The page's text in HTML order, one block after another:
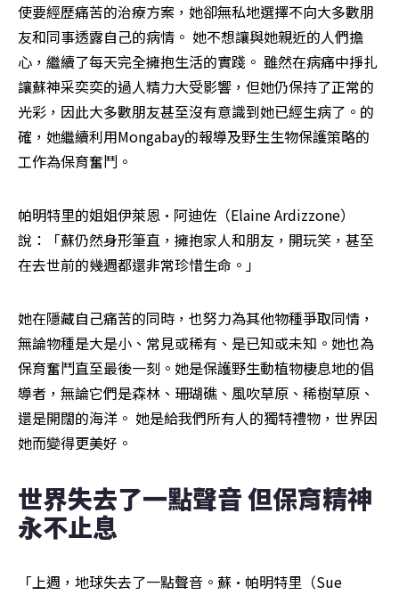
使要經歷痛苦的治療方案，她卻無私地選擇不向大多數朋
友和同事透露自己的病情。 她不想讓與她親近的人們擔
心，繼續了每天完全擁抱生活的實踐。 雖然在病痛中掙扎
讓蘇神采奕奕的過人精力大受影響，但她仍保持了正常的
光彩，因此大多數朋友甚至沒有意識到她已經生病了。的
確，她繼續利用Mongabay的報導及野生生物保護策略的
工作為保育奮鬥。
帕明特里的姐姐伊萊恩·阿迪佐（Elaine Ardizzone）
說：「蘇仍然身形筆直，擁抱家人和朋友，開玩笑，甚至
在去世前的幾週都還非常珍惜生命。」
她在隱藏自己痛苦的同時，也努力為其他物種爭取同情，
無論物種是大是小、常見或稀有、是已知或未知。她也為
保育奮鬥直至最後一刻。她是保護野生動植物棲息地的倡
導者，無論它們是森林、珊瑚礁、風吹草原、稀樹草原、
還是開闊的海洋。 她是給我們所有人的獨特禮物，世界因
她而變得更美好。
世界失去了一點聲音 但保育精神
永不止息
「上週，地球失去了一點聲音。蘇·帕明特里（Sue